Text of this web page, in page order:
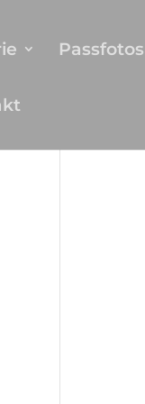
Passfotos